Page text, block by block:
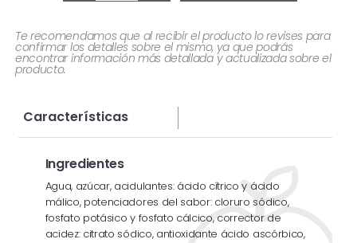
Te recomendamos que al recibir el producto lo revises para
confirmar los detalles sobre el mismo, ya que podrás
encontrar información más detallada y actualizada sobre el
producto.
Características
Ingredientes
Agua, azúcar, acidulantes: ácido cítrico y ácido
málico, potenciadores del sabor: cloruro sódico,
fosfato potásico y fosfato cálcico, corrector de
acidez: citrato sódico, antioxidante ácido ascórbico,